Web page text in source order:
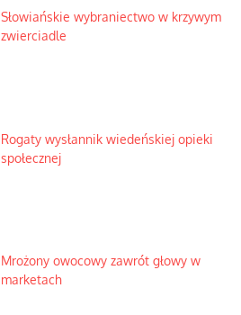
Słowiańskie wybraniectwo w krzywym
zwierciadle
Rogaty wysłannik wiedeńskiej opieki
społecznej
Mrożony owocowy zawrót głowy w
marketach